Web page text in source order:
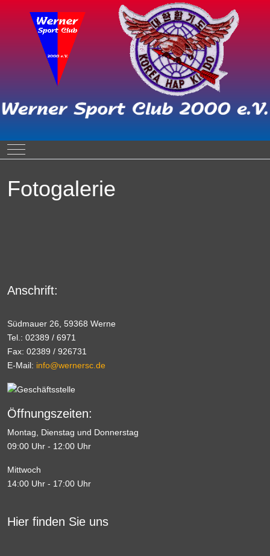
Mobile Menu Toggle
Fotogalerie
Anschrift:
Südmauer 26, 59368 Werne
Tel.: 02389 / 6971
Fax: 02389 / 926731
E-Mail: info@wernersc.de
Öffnungszeiten:
Montag, Dienstag und Donnerstag
09:00 Uhr - 12:00 Uhr
Mittwoch
14:00 Uhr - 17:00 Uhr
Hier finden Sie uns